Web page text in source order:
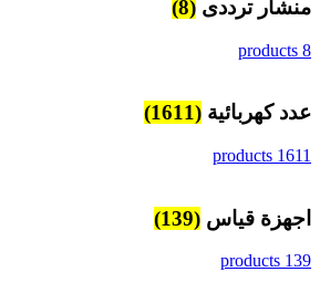
منشار ترددى (8)
8 products
عدد كهربائية (1611)
1611 products
اجهزة قياس (139)
139 products